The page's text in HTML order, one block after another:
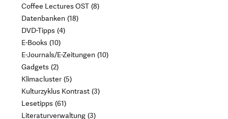
Coffee Lectures OST 8
Datenbanken 18
DVD-Tipps 4
E-Books 10
E-Journals/E-Zeitungen 10
Gadgets 2
Klimacluster 5
Kulturzyklus Kontrast 3
Lesetipps 61
Literaturverwaltung 3